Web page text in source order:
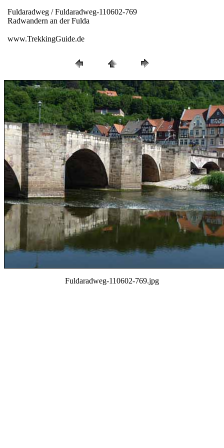
Fuldaradweg / Fuldaradweg-110602-769
Radwandern an der Fulda
www.TrekkingGuide.de
Fuldaradweg-110602-769.jpg